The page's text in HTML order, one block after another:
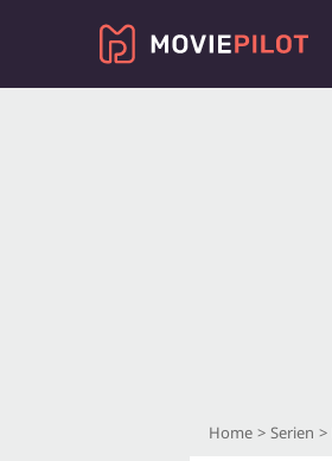
Home Serien